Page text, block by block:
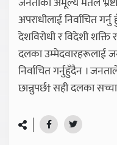
अपराधीलाई निर्वाचित
देशविरोधी र विदेशी शक्ति
दलका उम्मेदवारहरूलाई
निर्वाचित गर्नुहुँदैन ।
छान्नुपर्छ† सही दलका